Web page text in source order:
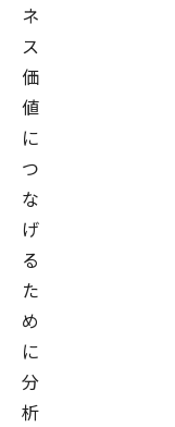
ネ
ス
価
値
に
つ
な
げ
る
た
め
に
分
析